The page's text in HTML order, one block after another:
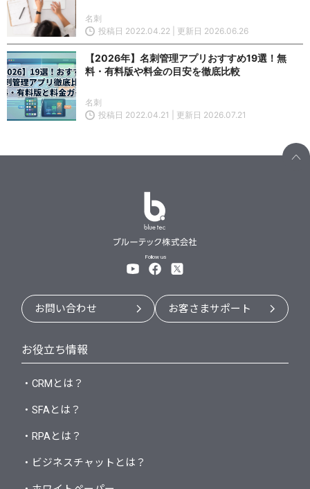
投稿日 2022.04.22 | 更新日 2026.06.26
名刺
【2026年】名刺管理アプリおすすめ19選！無
料・有料版や料金の目安を徹底比較
投稿日 2022.04.21 | 更新日 2026.07.21
名刺
Follow us
お問い合わせ お客さまサポート
お役立ち情報
・CRMとは？
・SFAとは？
・RPAとは？
・ビジネスチャットとは？